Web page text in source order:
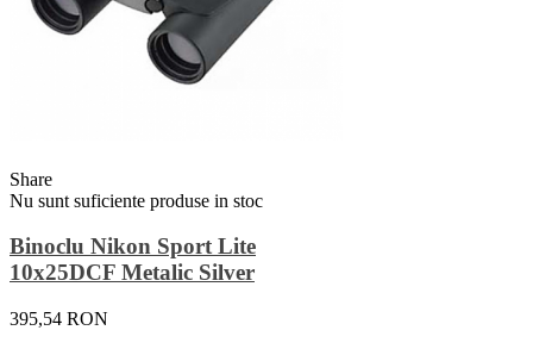
Share
Nu sunt suficiente produse in stoc
Binoclu Nikon Sport Lite
10x25DCF Metalic Silver
395,54 RON